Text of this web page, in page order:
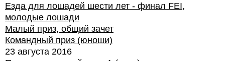
Езда для лошадей шести лет - финал FEI,
молодые лошади
Малый приз, общий зачет
Командный приз (юноши)
23 августа 2016